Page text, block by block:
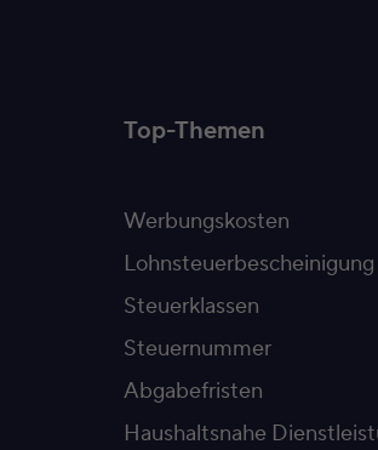
Top-Themen
Werbungskosten
Lohnsteuerbescheinigung
Steuerklassen
Steuernummer
Abgabefristen
Haushaltsnahe